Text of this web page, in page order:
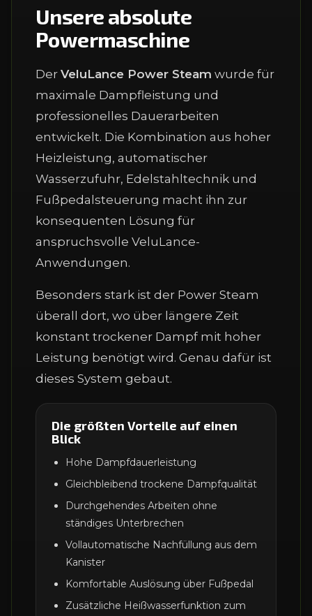
Unsere absolute
Powermaschine
Der VeluLance Power Steam wurde für
maximale Dampfleistung und
professionelles Dauerarbeiten
entwickelt. Die Kombination aus hoher
Heizleistung, automatischer
Wasserzufuhr, Edelstahltechnik und
Fußpedalsteuerung macht ihn zur
konsequenten Lösung für
anspruchsvolle VeluLance-
Anwendungen.
Besonders stark ist der Power Steam
überall dort, wo über längere Zeit
konstant trockener Dampf mit hoher
Leistung benötigt wird. Genau dafür ist
dieses System gebaut.
Die größten Vorteile auf einen
Blick
Hohe Dampfdauerleistung
Gleichbleibend trockene Dampfqualität
Durchgehendes Arbeiten ohne
ständiges Unterbrechen
Vollautomatische Nachfüllung aus dem
Kanister
Komfortable Auslösung über Fußpedal
Zusätzliche Heißwasserfunktion zum